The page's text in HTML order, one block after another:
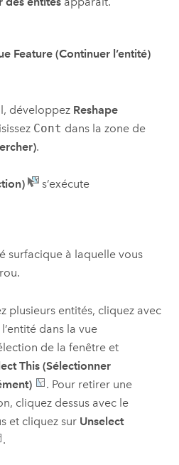
Feature (Continuer l’entité)
développez Reshape
Cont dans la zone de
.
s’exécute
surfacique à laquelle vous
plusieurs entités, cliquez avec
dans la vue
de la fenêtre et
This (Sélectionner
. Pour retirer une
cliquez dessus avec le
et cliquez sur Unselect
.